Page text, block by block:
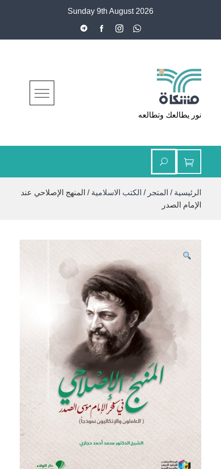
Sunday 9th August 2026
مشكاة
نور يطالعك وتطالعه
الرئيسية / المتجر / الكتب الاسلامية / المنهج الإصلاحي عند
الإمام الصدر